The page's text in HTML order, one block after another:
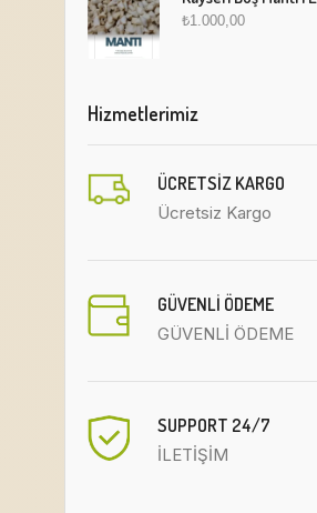
₺1.000,00
Hizmetlerimiz
ÜCRETSIZ KARGO
Ücretsiz Kargo
GÜVENLİ ÖDEME
GÜVENLİ ÖDEME
SUPPORT 24/7
İLETİŞİM